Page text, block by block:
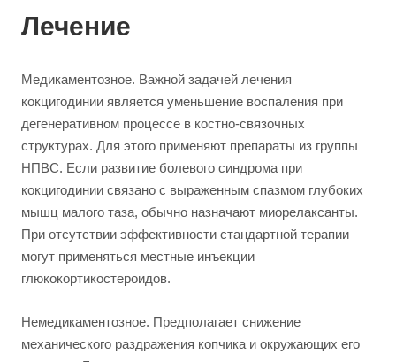
Лечение
Медикаментозное. Важной задачей лечения
кокцигодинии является уменьшение воспаления при
дегенеративном процессе в костно-связочных
структурах. Для этого применяют препараты из группы
НПВС. Если развитие болевого синдрома при
кокцигодинии связано с выраженным спазмом глубоких
мышц малого таза, обычно назначают миорелаксанты.
При отсутствии эффективности стандартной терапии
могут применяться местные инъекции
глюкокортикостероидов.
Немедикаментозное. Предполагает снижение
механического раздражения копчика и окружающих его